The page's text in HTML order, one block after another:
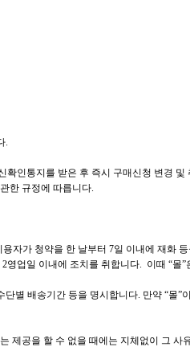
.
인통지를 받은 후 즉시 구매신청 변경
한 규정에 따릅니다.
가 청약을 한 날부터 7일 이내에 재화
업일 이내에 조치를 취합니다. 이때 “
별 배송기간 등을 명시합니다. 만약 “몰
제공을 할 수 없을 때에는 지체없이 그